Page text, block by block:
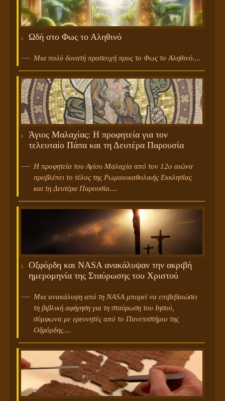
Ωδή στο Φως το Αληθινό
Μια πολύ δυνατή προσευχή προς το Φως το Αληθινό....
Άγιος Μαλαχίας: Η προφητεία για τον
τελευταίο Πάπα και τη Δευτέρα Παρουσία
Η προφητεία του Αγίου Μαλαχία από τον 12ο αιώνα
προβλέπει το τέλος της Ρωμαιοκαθολικής Εκκλησίας
και τη Δευτέρα Παρουσία....
Οξφόρδη και NASA ανακάλυψαν την ακριβή
ημερομηνία της Σταύρωσης του Χριστού
Μια ανακάλυψη από τη NASA μπορεί να επιβεβαιώσει
τη βιβλική αφήγηση για τη σταύρωση του Ιησού,
σύμφωνα με ερευνητές από το Πανεπιστήμιο της
Οξφόρδης....